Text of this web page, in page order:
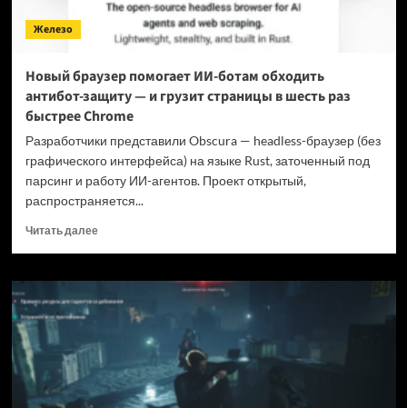
на
токены
раз
Железо
Новый браузер помогает ИИ-ботам обходить
антибот-защиту — и грузит страницы в шесть раз
быстрее Chrome
Разработчики представили Obscura — headless-браузер (без
графического интерфейса) на языке Rust, заточенный под
парсинг и работу ИИ-агентов. Проект открытый,
распространяется...
Читать далееПрочитать
Новый
браузер
помогает
ботам
обходить
антибот-
защиту